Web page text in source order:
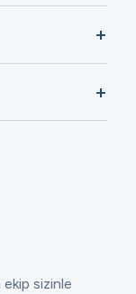
ekip sizinle